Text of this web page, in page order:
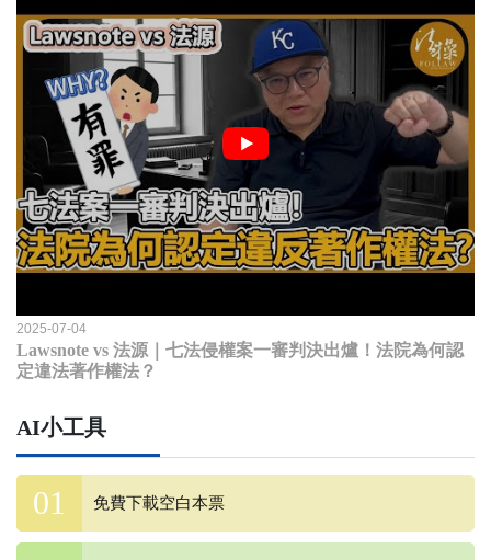
2025-07-04
Lawsnote vs 法源｜七法侵權案一審判決出爐！法院為何認
定違法著作權法？
AI小工具
免費下載空白本票